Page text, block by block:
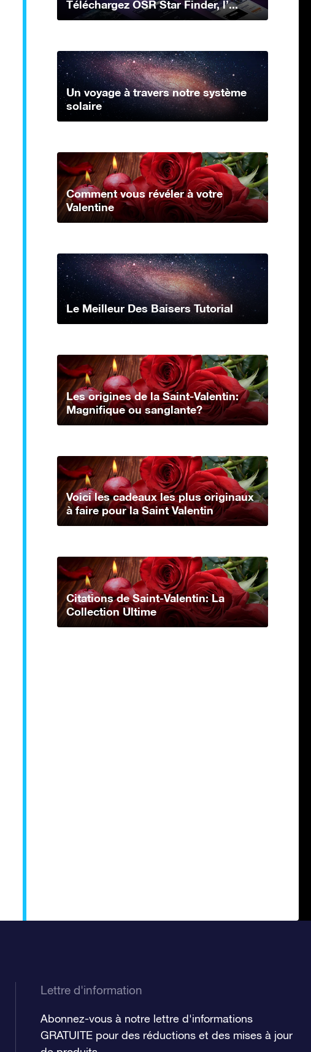
Téléchargez OSR Star Finder, l’...
Un voyage à travers notre système
solaire
Comment vous révéler à votre
Valentine
Le Meilleur Des Baisers Tutorial
Les origines de la Saint-Valentin:
Magnifique ou sanglante?
Voici les cadeaux les plus originaux
à faire pour la Saint Valentin
Citations de Saint-Valentin: La
Collection Ultime
Lettre d'information
Abonnez-vous à notre lettre d'informations
GRATUITE pour des réductions et des mises à jour